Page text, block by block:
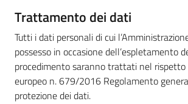
Trattamento dei dati
Tutti i dati personali di cui
possesso in occasione dell’espletamento
procedimento saranno trattati nel
europeo n. 679/2016 Regolamento
protezione dei dati.